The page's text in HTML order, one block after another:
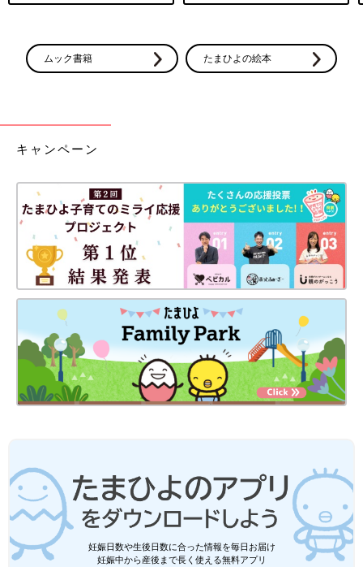
ムック書籍 たまひよの絵本
キャンペーン
妊娠日数や生後日数に合った情報を毎日お届け
妊娠中から産後まで長く使える無料アプリ